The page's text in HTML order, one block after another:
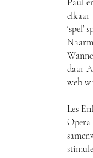
Paul
elkaar
daar
web
Les
Opera